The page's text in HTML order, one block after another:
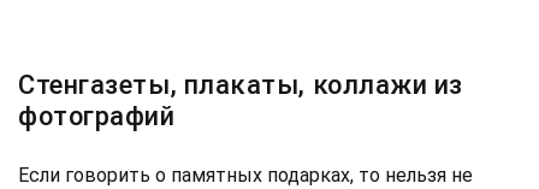
Стенгазеты, плакаты, коллажи из
фотографий
Если говорить о памятных подарках, то нельзя не